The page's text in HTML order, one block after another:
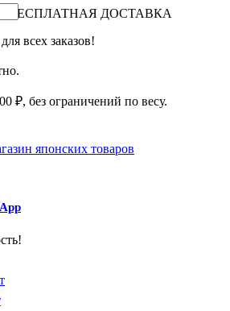
БЕСПЛАТНАЯ ДОСТАВКА
всех заказов!
₽, без ограничений по весу.